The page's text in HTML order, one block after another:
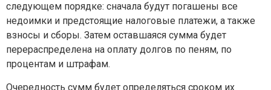
следующем порядке: сначала будут погашены все
недоимки и предстоящие налоговые платежи, а также
взносы и сборы. Затем оставшаяся сумма будет
перераспределена на оплату долгов по пеням, по
процентам и штрафам.
Очередность сумм будет определяться сроком их